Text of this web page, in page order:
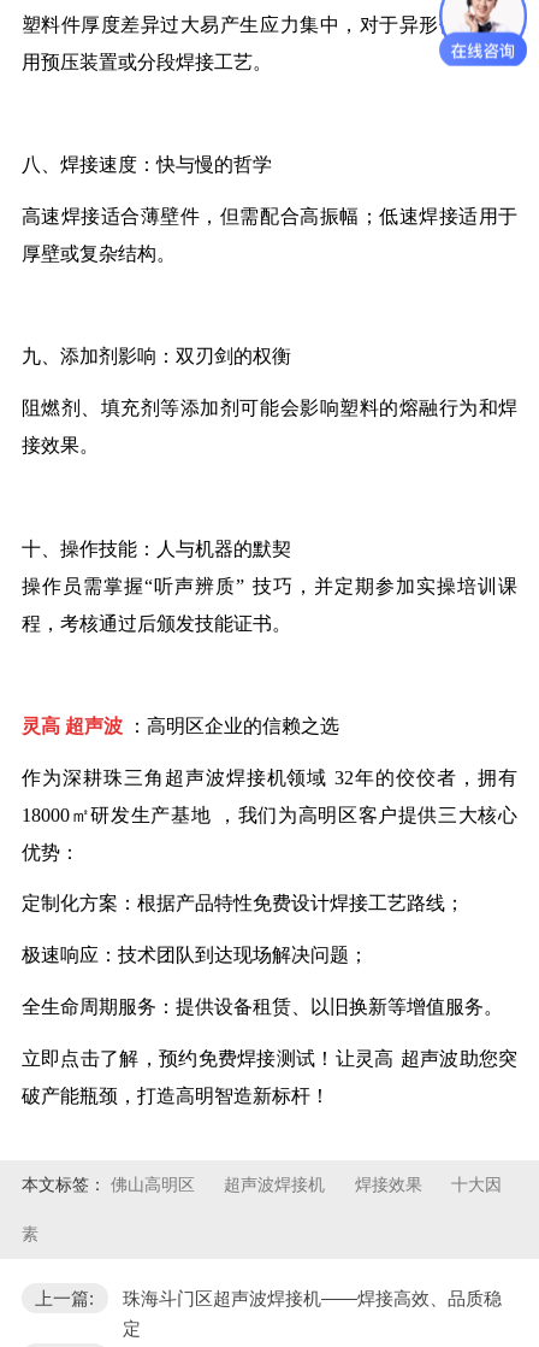
塑料件厚度差异过大易产生应力集中，对于异形件，可采
用预压装置或分段焊接工艺。
八、焊接速度：快与慢的哲学
高速焊接适合薄壁件，但需配合高振幅；低速焊接适用于
厚壁或复杂结构。
九、添加剂影响：双刃剑的权衡
阻燃剂、填充剂等添加剂可能会影响塑料的熔融行为和焊
接效果。
十、操作技能：人与机器的默契
操作员需掌握“听声辨质” 技巧，并定期参加实操培训课
程，考核通过后颁发技能证书。
灵高 超声波 ：高明区企业的信赖之选
作为深耕珠三角 超声波焊接机领域 32年的佼佼者 ，拥有
18000㎡研发生产基地 ， 我们为高明区客户提供三大核心
优势：
定制化方案：根据产品特性免费设计焊接工艺路线；
极速响应：技术团队到达现场解决问题；
全生命周期服务：提供设备租赁、以旧换新等增值服务。
立即 点击了解 ，预约免费焊接测试！让灵高 超声波助您突
破产能瓶颈，打造高明智造新标杆！
本文标签： 佛山高明区 超声波焊接机 焊接效果 十大因
素
上一篇:
珠海斗门区超声波焊接机——焊接高效、品质稳
定